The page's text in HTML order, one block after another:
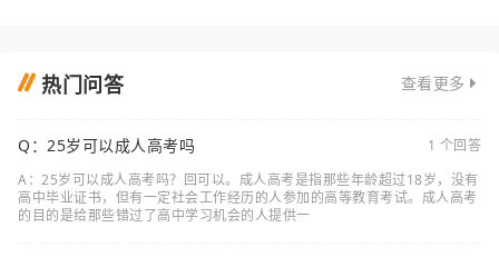
热门问答 查看更多
Q：25岁可以成人高考吗
1 个回答
A：25岁可以成人高考吗？回可以。成人高考是指那些年龄超过18岁，没有
高中毕业证书，但有一定社会工作经历的人参加的高等教育考试。成人高考
的目的是给那些错过了高中学习机会的人提供一